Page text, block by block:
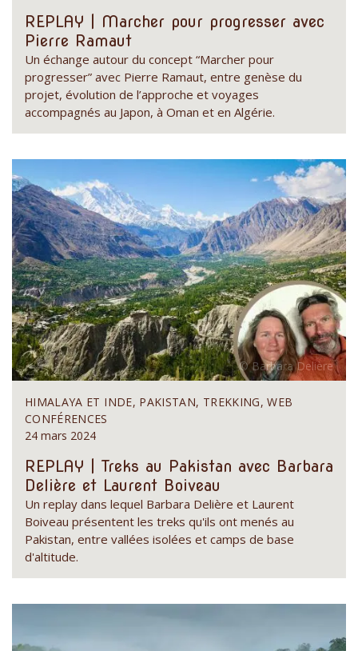
REPLAY | Marcher pour progresser avec
Pierre Ramaut
Un échange autour du concept “Marcher pour
progresser” avec Pierre Ramaut, entre genèse du
projet, évolution de l’approche et voyages
accompagnés au Japon, à Oman et en Algérie.
HIMALAYA ET INDE, PAKISTAN, TREKKING, WEB
CONFÉRENCES
24 mars 2024
REPLAY | Treks au Pakistan avec Barbara
Delière et Laurent Boiveau
Un replay dans lequel Barbara Delière et Laurent
Boiveau présentent les treks qu'ils ont menés au
Pakistan, entre vallées isolées et camps de base
d'altitude.